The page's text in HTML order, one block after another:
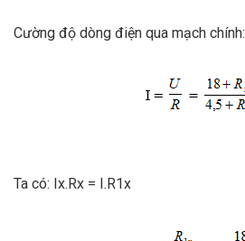
Cường độ dòng điện qua mạch chính:
Ta có: Ix.Rx = I.R1x